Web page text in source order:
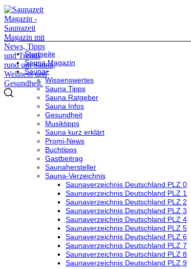
Startseite
Sauna Magazin
Sauna+
Wissenswertes
Sauna Tipps
Sauna Ratgeber
Sauna Infos
Gesundheit
Musiktipps
Sauna kurz erklärt
Promi-News
Buchtipps
Gastbeitrag
Saunahersteller
Sauna-Verzeichnis
Saunaverzeichnis Deutschland PLZ 0
Saunaverzeichnis Deutschland PLZ 1
Saunaverzeichnis Deutschland PLZ 2
Saunaverzeichnis Deutschland PLZ 3
Saunaverzeichnis Deutschland PLZ 4
Saunaverzeichnis Deutschland PLZ 5
Saunaverzeichnis Deutschland PLZ 6
Saunaverzeichnis Deutschland PLZ 7
Saunaverzeichnis Deutschland PLZ 8
Saunaverzeichnis Deutschland PLZ 9